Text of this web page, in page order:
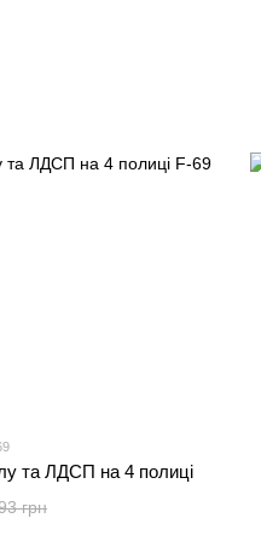
та ЛДСП на 4 полиці
грн